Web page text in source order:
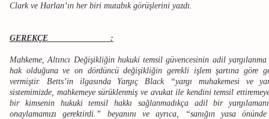
Clark ve Harlan’ın her biri mutabık görüşlerini yazdı.
GEREKÇE :
Mahkeme, Altıncı Değişikliğin hukuki temsil güvencesinin adil
hak olduğuna ve on dördüncü değişikliğin gerekli işlem şartına göre
vermiştir. Betts’in ilgasında Yargıç Black “yargı muhakemesi ve
sistemimizde, mahkemeye sürüklenmiş ve avukat ile kendini temsil
bir kimsenin hukuki temsil hakkı sağlanmadıkça adil bir
onaylamamızı gerektirdi.” beyanını ve ayrıca, “sanığın yasa